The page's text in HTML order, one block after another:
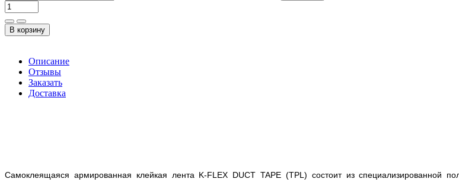
Описание
Отзывы
Заказать
Доставка
Самоклеящаяся армированная клейкая лента K-FLEX DUCT TAPE (TPL) состоит из специализированной